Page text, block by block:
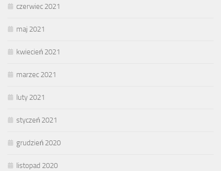
czerwiec 2021
maj 2021
kwiecień 2021
marzec 2021
luty 2021
styczeń 2021
grudzień 2020
listopad 2020